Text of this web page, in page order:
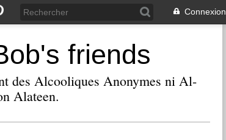
Connexion
friends
des Alcooliques Anonymes ni Al-
Alateen.